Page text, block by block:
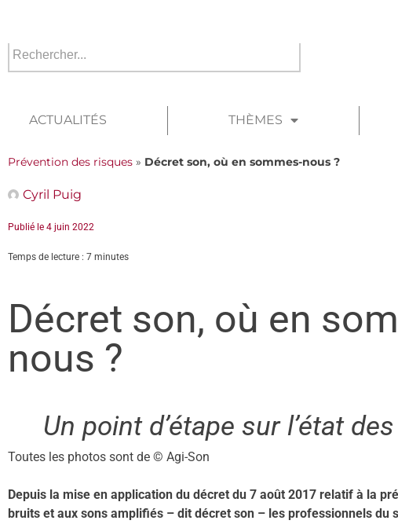
ACTUALITÉS THÈMES
Prévention des risques » Décret son, où en sommes-nous ?
Cyril Puig
Publié le 4 juin 2022
Temps de lecture : 7 minutes
Décret son, où en
nous ?
Un point d’étape sur l’état
Toutes les photos sont de © Agi-Son
Depuis la mise en application du décret du 7 août 2017 relatif à la
bruits et aux sons amplifiés – dit décret son – les professionnels du